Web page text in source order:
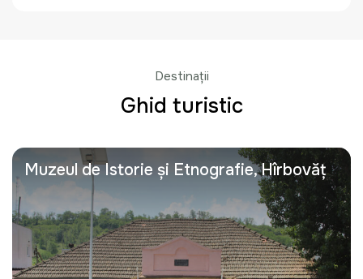
Destinații
Ghid turistic
Muzeul de Istorie și Etnografie, Hîrbovăț